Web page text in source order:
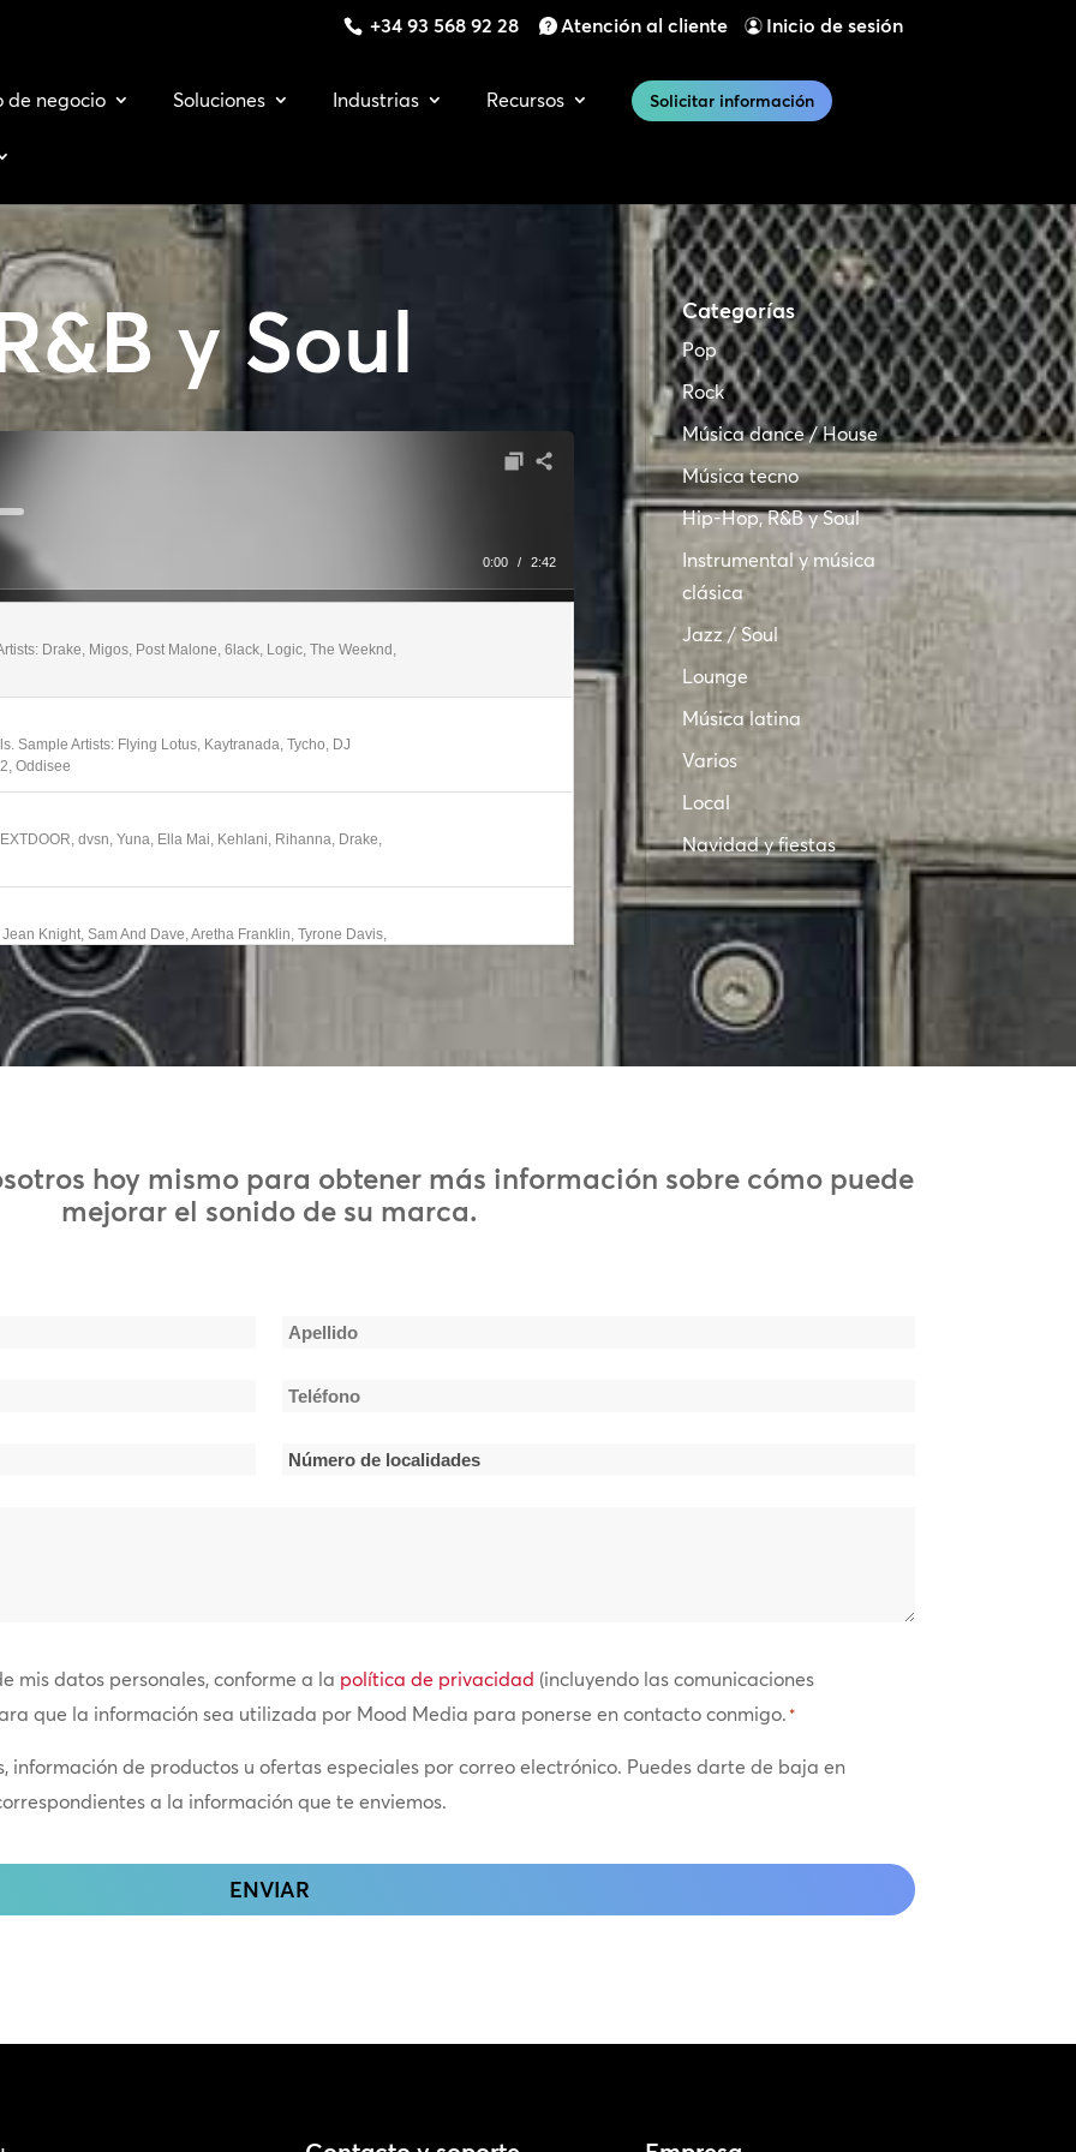
+34 93 568 92 28 Atención al cliente Inicio de sesión
de negocio Soluciones Industrias Recursos Solicitar información
y Soul
0:00 / 2:42
Drake, Migos, Post Malone, 6lack, Logic, The Weeknd,
Sample Artists: Flying Lotus, Kaytranada, Tycho, DJ
Oddisee
dvsn, Yuna, Ella Mai, Kehlani, Rihanna, Drake,
Knight, Sam And Dave, Aretha Franklin, Tyrone Davis,
Stevie Wonder, Jr Walker and the All-Stars
Anderson .Paak, Kaytranada, Lion Babe, Janelle Monae,
Nicki Minaj, Migos, Post Malone, Meek Mill, Cardi B, Logic,
Atlantic Starr, Shalamar, The Gap Band, James Ingram,
Stephanie Mills
Categorías
Pop
Rock
Música dance / House
Música tecno
Hip-Hop, R&B y Soul
Instrumental y música
clásica
Jazz / Soul
Lounge
Música latina
Varios
Local
Navidad y fiestas
hoy mismo para obtener más información sobre cómo puede
mejorar el sonido de su marca.
Teléfono
Número
mis datos personales, conforme a la política de privacidad (incluyendo las comunicaciones
que la información sea utilizada por Mood Media para ponerse en contacto conmigo.*
información de productos u ofertas especiales por correo electrónico. Puedes darte de baja en
a la información que te enviemos.